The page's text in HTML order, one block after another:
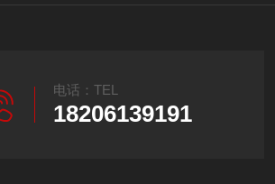
电话：TEL
18206139191